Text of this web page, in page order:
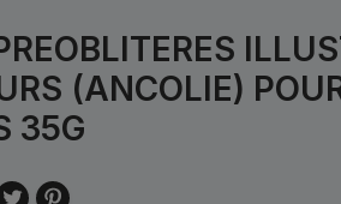
(ANCOLIE)
35G